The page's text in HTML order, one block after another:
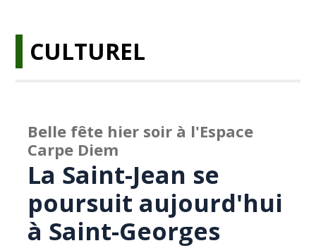
CULTUREL
Belle fête hier soir à l'Espace
Carpe Diem
La Saint-Jean se
poursuit aujourd'hui
à Saint-Georges